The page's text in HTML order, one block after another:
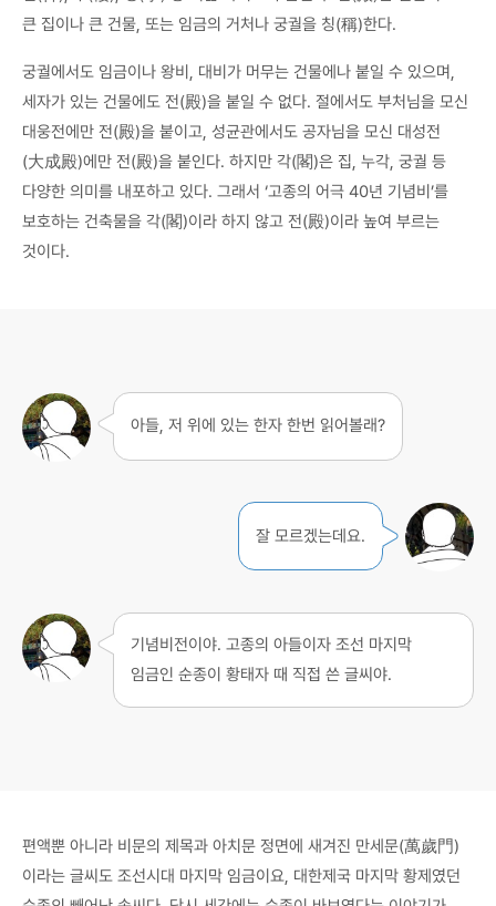
큰 집이나 큰 건물, 또는 임금의 거처나 궁궐을 칭(稱)한다.
궁궐에서도 임금이나 왕비, 대비가 머무는 건물에나 붙일 수 있으며,
세자가 있는 건물에도 전(殿)을 붙일 수 없다. 절에서도 부처님을 모신
대웅전에만 전(殿)을 붙이고, 성균관에서도 공자님을 모신 대성전
(大成殿)에만 전(殿)을 붙인다. 하지만 각(閣)은 집, 누각, 궁궐 등
다양한 의미를 내포하고 있다. 그래서 ‘고종의 어극 40년 기념비’를
보호하는 건축물을 각(閣)이라 하지 않고 전(殿)이라 높여 부르는
것이다.
아들, 저 위에 있는 한자 한번 읽어볼래?
잘 모르겠는데요.
기념비전이야. 고종의 아들이자 조선 마지막
임금인 순종이 황태자 때 직접 쓴 글씨야.
편액뿐 아니라 비문의 제목과 아치문 정면에 새겨진 만세문(萬歲門)
이라는 글씨도 조선시대 마지막 임금이요, 대한제국 마지막 황제였던